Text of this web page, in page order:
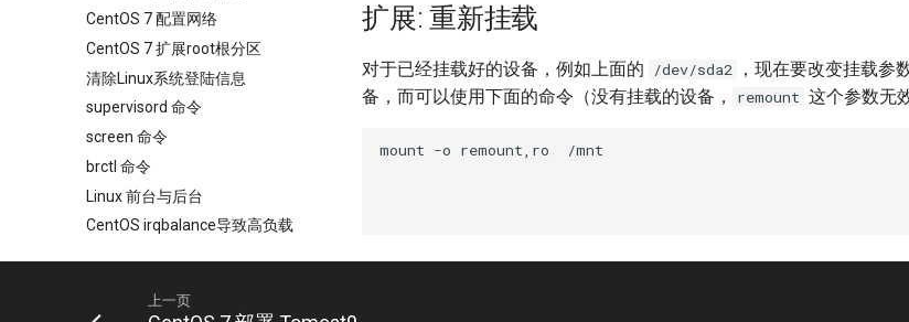
CentOS 7 配置网络
CentOS 7 扩展root根分区
清除Linux系统登陆信息
supervisord 命令
screen 命令
brctl 命令
Linux 前台与后台
CentOS irqbalance导致高负载
ldd 命令
扩展: 重新挂载
对于已经挂载好的设备，例如上面的 /dev/sda2
，现在要改变挂载参
备，而可以使用下面的命令（没有挂载的设备，
remount 这个参数无
mount -o remount,ro  /mnt
上一页